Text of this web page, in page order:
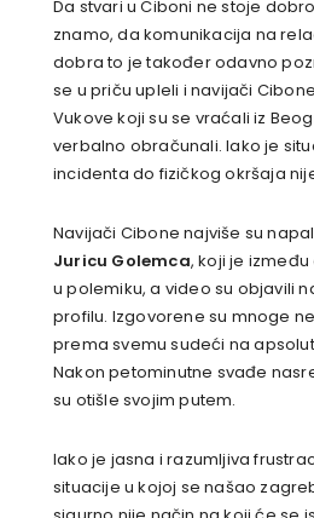
Da stvari u Ciboni ne stoje
znamo, da komunikacija na
dobra to je također odavno
se u priču upleli i navijači
Vukove koji su se vraćali iz
verbalno obračunali. Iako je
incidenta do fizičkog okršaja
Navijači Cibone najviše su
Juricu Golemca, koji je
u polemiku, a video su objavili
profilu. Izgovorene su mnoge
prema svemu sudeći na
Nakon petominutne svađe
su otišle svojim putem.
Iako je jasna i razumljiva
situacije u kojoj se našao